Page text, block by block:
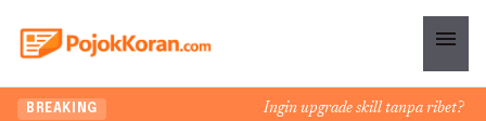
menu
BREAKING Ingin upgrade skill tanpa ribet?